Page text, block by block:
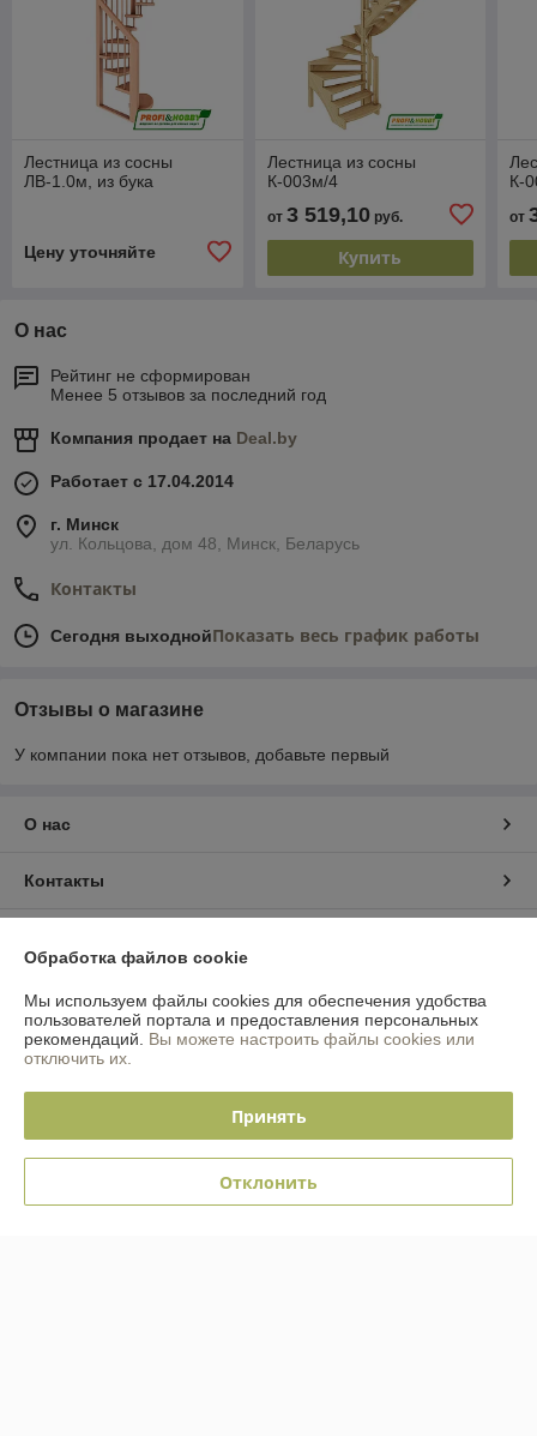
Лестница из сосны
ЛВ-1.0м, из бука
Цену уточняйте
Лестница из сосны
К-003м/4
от 3 519,10руб.
Купить
К-
от
О нас
Рейтинг не сформирован
Менее 5 отзывов за последний год
Компания продает на Deal.by
Работает с 17.04.2014
г. Минск
ул. Кольцова, дом 48, Минск, Беларусь
Контакты
Сегодня выходнойПоказать весь график работы
Отзывы о магазине
У компании пока нет отзывов, добавьте первый
О нас
Контакты
График работы
Полная версия сайта
Сайт создан на платформе Deal.by
Обработка файлов cookie
Мы используем файлы cookies для обеспечения удобства
пользователей портала и предоставления персональных
рекомендаций. Вы можете настроить файлы cookies или
отключить их.
Принять
Отклонить